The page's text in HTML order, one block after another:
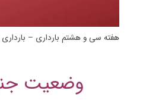
هفته سی و هشتم بارداری – بارداری
وضعیت